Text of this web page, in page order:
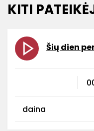
KITI
Šių dien
daina